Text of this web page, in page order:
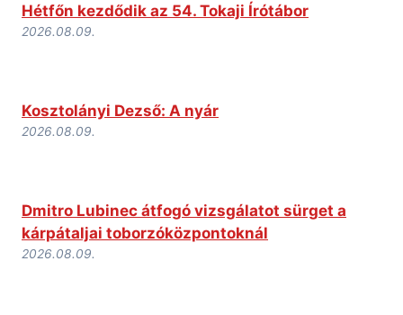
Hétfőn kezdődik az 54. Tokaji Írótábor
2026.08.09.
Kosztolányi Dezső: A nyár
2026.08.09.
Dmitro Lubinec átfogó vizsgálatot sürget a
kárpátaljai toborzóközpontoknál
2026.08.09.